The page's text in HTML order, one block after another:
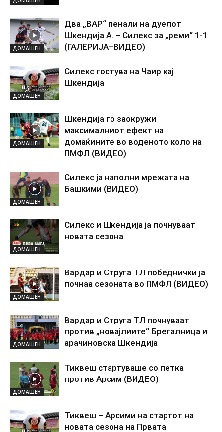
ДОМАШЕН
Два „ВАР“ пенали на дуелот
Шкендија А. – Силекс за „реми“ 1-1
(ГАЛЕРИЈА+ВИДЕО)
ДОМАШЕН
Силекс гостува на Чаир кај
Шкендија
ДОМАШЕН
Шкендија го заокружи
максималниот ефект на
домаќините во воденото коло на
ПМФЛ (ВИДЕО)
ДОМАШЕН
Силекс ја наполни мрежата на
Башкими (ВИДЕО)
ДОМАШЕН
Силекс и Шкендија ја почнуваат
новата сезона
ДОМАШЕН
Вардар и Струга ТЛ победнички ја
почнаа сезоната во ПМФЛ (ВИДЕО)
ДОМАШЕН
Вардар и Струга ТЛ почнуваат
против „новајлиите“ Брегалница и
арачиновска Шкендија
ДОМАШЕН
Тиквеш стартуваше со петка
против Арсим (ВИДЕО)
Тиквеш – Арсими на стартот на
новата сезона на Првата